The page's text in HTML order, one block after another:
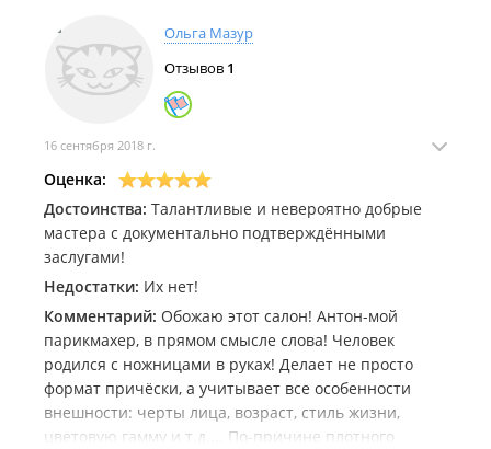
Ольга Мазур
Отзывов 1
16 сентября 2018 г.
Оценка:
Достоинства: Талантливые и невероятно добрые
мастера с документально подтверждёнными
заслугами!
Недостатки: Их нет!
Комментарий: Обожаю этот салон! Антон-мой
парикмахер, в прямом смысле слова! Человек
родился с ножницами в руках! Делает не просто
формат причёски, а учитывает все особенности
внешности: черты лица, возраст, стиль жизни,
цветовую гамму и т.д.... По-причине плотного